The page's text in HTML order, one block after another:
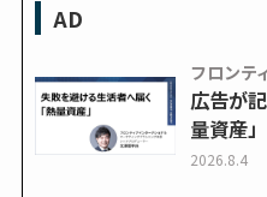
AD
フロンテ
広告が
量資産
2026.8.4